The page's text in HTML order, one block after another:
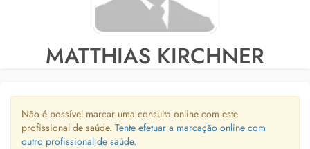
MATTHIAS KIRCHNER
Não é possível marcar uma consulta online com este
profissional de saúde. Tente efetuar a marcação online com
outro profissional de saúde.